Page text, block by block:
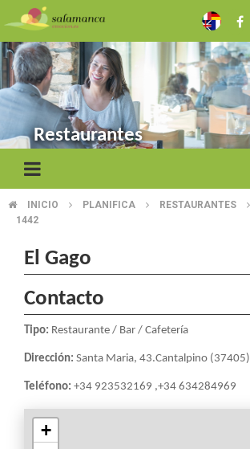
to
main
content
Restaurantes
BREADCRUMB
INICIO PLANIFICA RESTAURANTES
1442
El Gago
Contacto
Tipo: Restaurante / Bar / Cafetería
Dirección: Santa Maria, 43.Cantalpino (37405)
Teléfono: +34 923532169 ,+34 634284969
+